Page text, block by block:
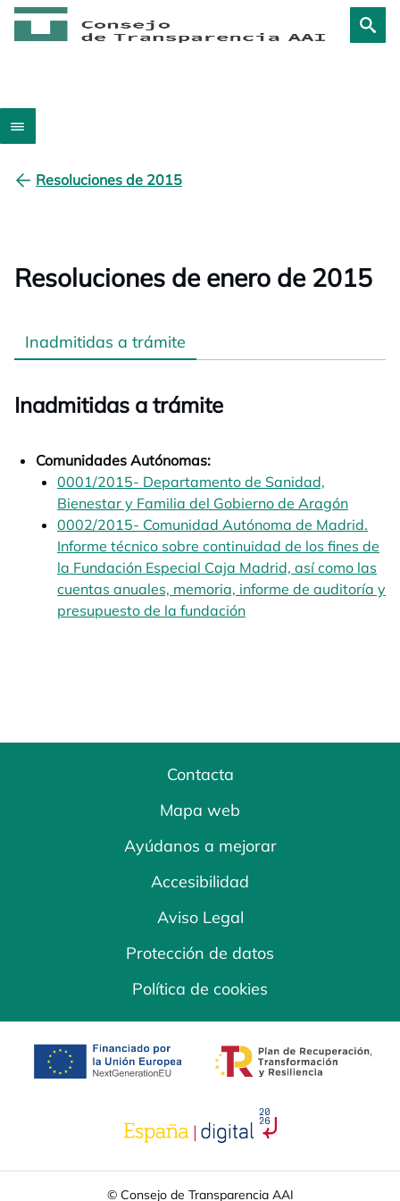
Resoluciones de 2015
Resoluciones de enero de 2015
Inadmitidas a trámite
Inadmitidas a trámite
Comunidades Autónomas:
0001/2015- Departamento de Sanidad,
Bienestar y Familia del Gobierno de Aragón
0002/2015- Comunidad Autónoma de Madrid.
Informe técnico sobre continuidad de los fines de
la Fundación Especial Caja Madrid, así como las
cuentas anuales, memoria, informe de auditoría y
presupuesto de la fundación
Contacta
Mapa web
Ayúdanos a mejorar
Accesibilidad
Aviso Legal
Protección de datos
Política de cookies
se abre en una pestaña nuevase abre en una
se abre en una pestaña
© Consejo de Transparencia AAI